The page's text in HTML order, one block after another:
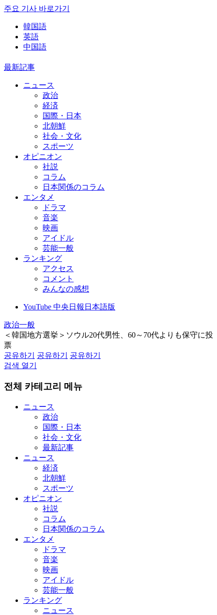
주요 기사 바로가기
韓国語
英語
中国語
最新記事
ニュース
政治
経済
国際・日本
北朝鮮
社会・文化
スポーツ
オピニオン
社説
コラム
日本関係のコラム
エンタメ
ドラマ
音楽
映画
アイドル
芸能一般
ランキング
アクセス
コメント
みんなの感想
YouTube 中央日報日本語版
政治一般
＜韓国地方選挙＞ソウル20代男性、60～70代よりも保守に投
票
공유하기
공유하기
공유하기
검색 열기
전체 카테고리 메뉴
ニュース
政治
国際・日本
社会・文化
最新記事
ニュース
経済
北朝鮮
スポーツ
オピニオン
社説
コラム
日本関係のコラム
エンタメ
ドラマ
音楽
映画
アイドル
芸能一般
ランキング
ニュース